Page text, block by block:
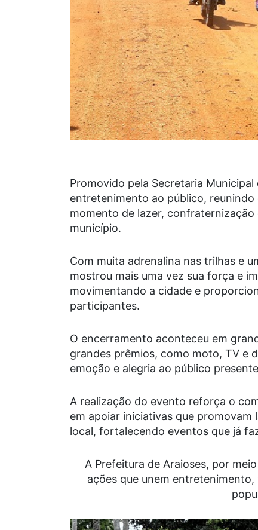
Promovido pela Secretaria
entretenimento ao público,
momento de lazer,
município.
Com muita adrenalina nas trilhas e
mostrou mais uma vez sua força e
movimentando a cidade e
participantes.
O encerramento aconteceu em
grandes prêmios, como moto, TV e
emoção e alegria ao público
A realização do evento reforça o
em apoiar iniciativas que
local, fortalecendo eventos que já
A Prefeitura de Araioses, por
ações que unem